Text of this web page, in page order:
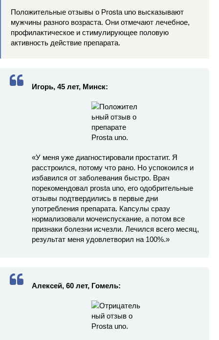
Положительные отзывы о Prosta uno высказывают
мужчины разного возраста. Они отмечают лечебное,
профилактическое и стимулирующее половую
активность действие препарата.
Игорь, 45 лет, Минск:
«У меня уже диагностировали простатит. Я
расстроился, потому что рано. Но успокоился и
избавился от заболевания быстро. Врач
порекомендовал prosta uno, его одобрительные
отзывы подтвердились в первые дни
употребления препарата. Капсулы сразу
нормализовали мочеиспускание, а потом все
признаки болезни исчезли. Лечился всего месяц,
результат меня удовлетворил на 100%.»
Алексей, 60 лет, Гомель: